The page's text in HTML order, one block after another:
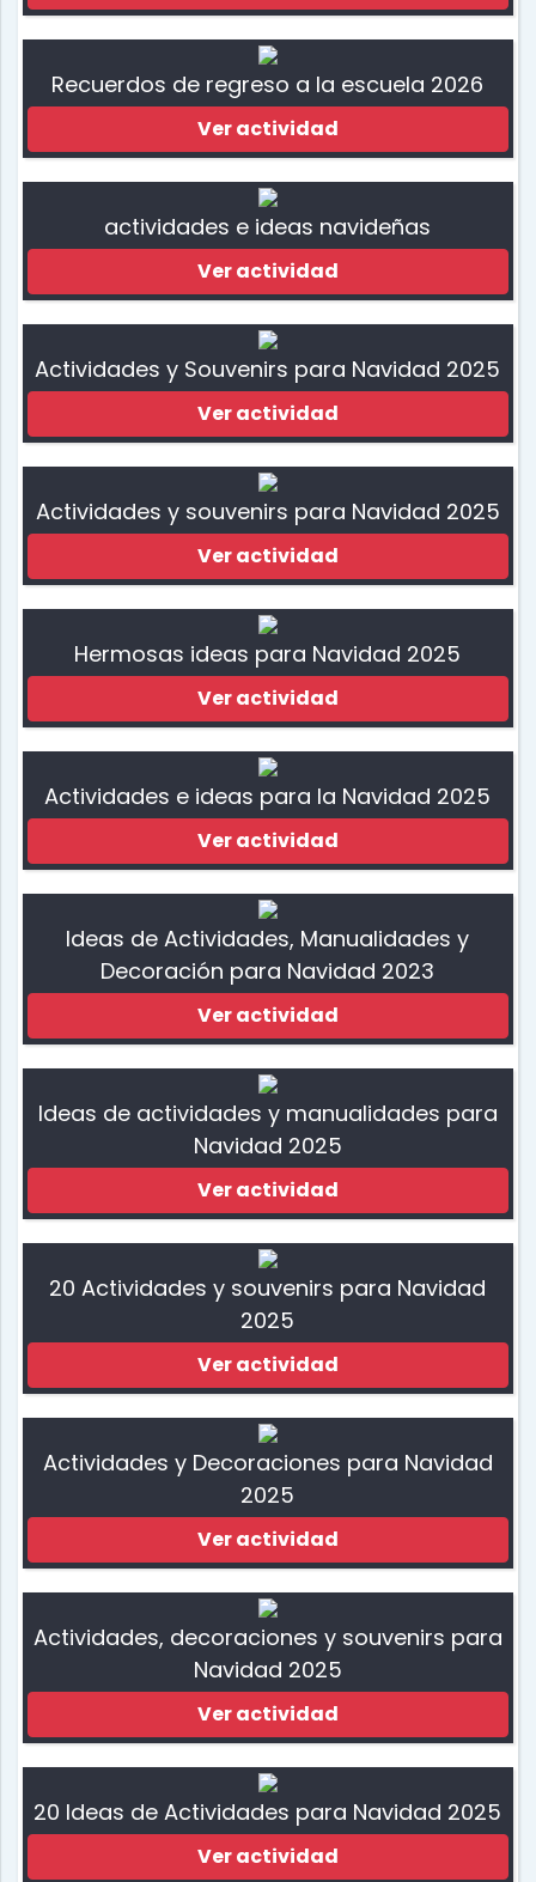
Recuerdos de regreso a la escuela 2026
Ver actividad
actividades e ideas navideñas
Ver actividad
Actividades y Souvenirs para Navidad 2025
Ver actividad
Actividades y souvenirs para Navidad 2025
Ver actividad
Hermosas ideas para Navidad 2025
Ver actividad
Actividades e ideas para la Navidad 2025
Ver actividad
Ideas de Actividades, Manualidades y
Decoración para Navidad 2023
Ver actividad
Ideas de actividades y manualidades para
Navidad 2025
Ver actividad
20 Actividades y souvenirs para Navidad
2025
Ver actividad
Actividades y Decoraciones para Navidad
2025
Ver actividad
Actividades, decoraciones y souvenirs para
Navidad 2025
Ver actividad
20 Ideas de Actividades para Navidad 2025
Ver actividad